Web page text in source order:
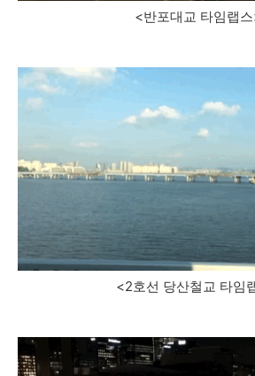
<반포대교 타임랩
<2호선 당산철교 타임